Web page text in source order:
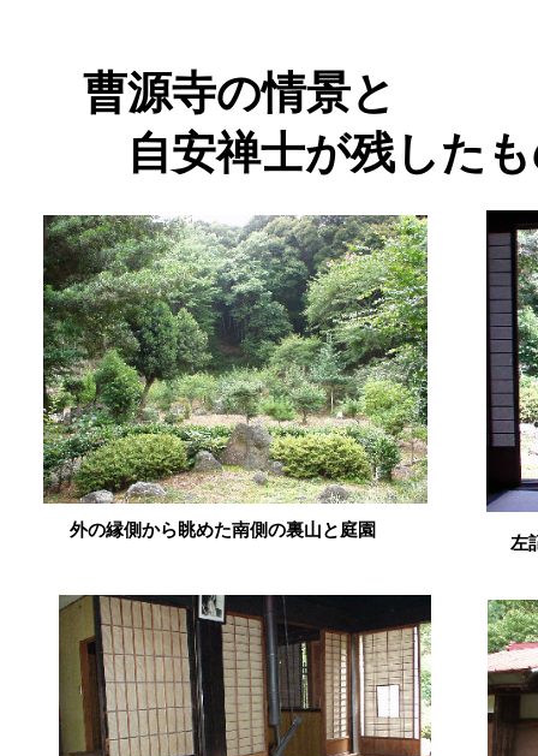
曹源寺の情景と
自安禅士が残した
左
外の縁側から眺めた南側の裏山と庭園